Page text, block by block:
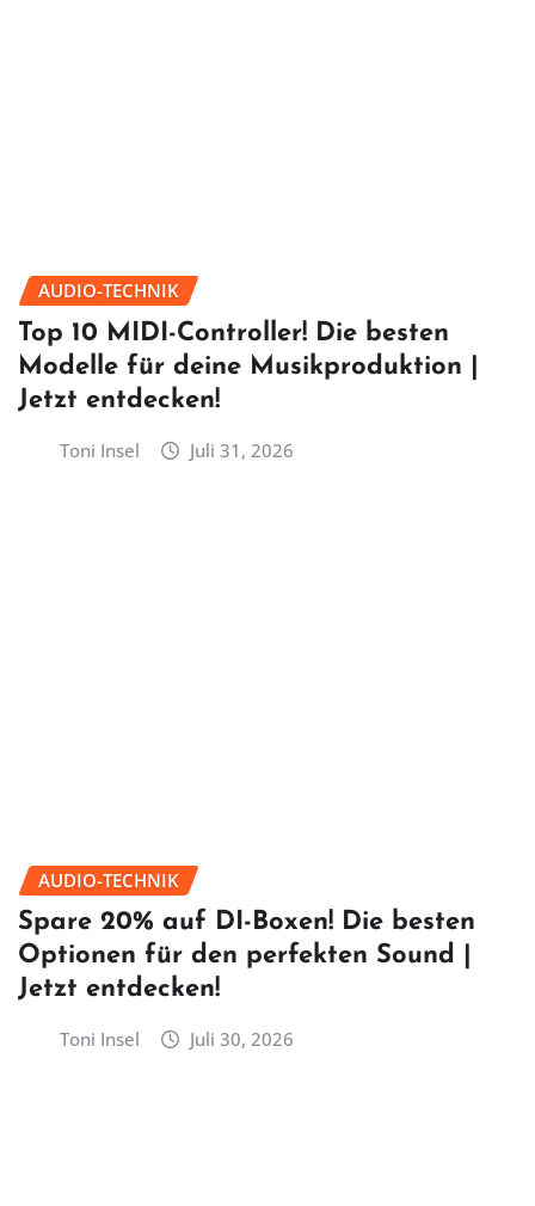
AUDIO-TECHNIK
Top 10 MIDI-Controller! Die besten
Modelle für deine Musikproduktion |
Jetzt entdecken!
Toni Insel Juli 31, 2026
AUDIO-TECHNIK
Spare 20% auf DI-Boxen! Die besten
Optionen für den perfekten Sound |
Jetzt entdecken!
Toni Insel Juli 30, 2026